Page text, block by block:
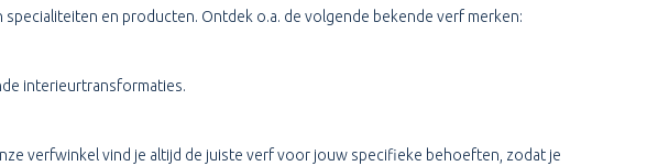
en producten. Ontdek o.a. de volgende bekende verf merken:
interieurtransformaties.
verfwinkel vind je altijd de juiste verf voor jouw specifieke behoeften, zodat je